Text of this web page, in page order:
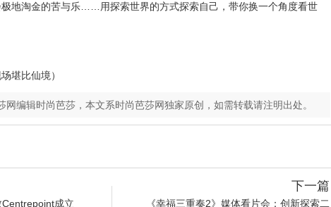
地淘金的苦与乐……用探索世界的方式探索自己， 带你换一个角度看世
堪比仙境）
编辑时尚芭莎，本文系时尚芭莎网独家原创，如需转载请注明出处。
成立
下一篇
《幸福三重奏2》媒体看片会：创新探索二